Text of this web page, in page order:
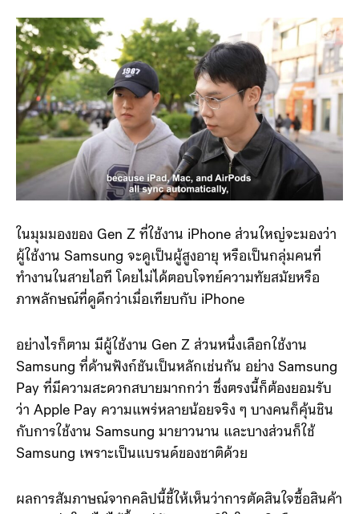
ในมุมมองของ Gen Z ที่ใช้งาน iPhone ส่วนใหญ่จะมองว่า
ผู้ใช้งาน Samsung จะดูเป็นผู้สูงอายุ หรือเป็นกลุ่มคนที่
ทำงานในสายไอที โดยไม่ได้ตอบโจทย์ความทัยสมัยหรือ
ภาพลักษณ์ที่ดูดีกว่าเมื่อเทียบกับ iPhone
อย่างไรก็ตาม มีผู้ใช้งาน Gen Z ส่วนหนึ่งเลือกใช้งาน
Samsung ที่ด้านฟังก์ชันเป็นหลักเช่นกัน อย่าง Samsung
Pay ที่มีความสะดวกสบายมากกว่า ซึ่งตรงนี้ก็ต้องยอมรับ
ว่า Apple Pay ความแพร่หลายน้อยจริง ๆ บางคนก็คุ้นชิน
กับการใช้งาน Samsung มายาวนาน และบางส่วนก็ใช้
Samsung เพราะเป็นแบรนด์ของชาติด้วย
ผลการสัมภาษณ์จากคลิปนี้ชี้ให้เห็นว่าการตัดสินใจซื้อสินค้า